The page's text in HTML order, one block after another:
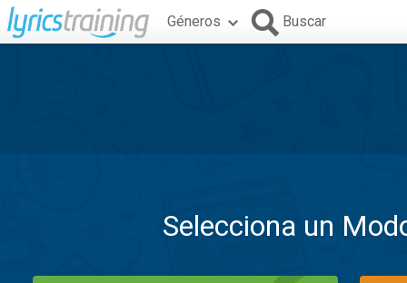
Géneros Buscar
Selecciona un